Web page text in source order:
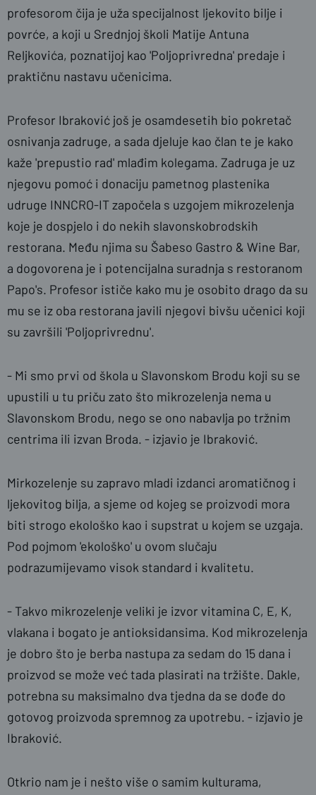
profesorom čija je uža specijalnost ljekovito bilje i
povrće, a koji u Srednjoj školi Matije Antuna
Reljkovića, poznatijoj kao 'Poljoprivredna' predaje i
praktičnu nastavu učenicima.
Profesor Ibraković još je osamdesetih bio pokretač
osnivanja zadruge, a sada djeluje kao član te je kako
kaže 'prepustio rad' mlađim kolegama. Zadruga je uz
njegovu pomoć i donaciju pametnog plastenika
udruge INNCRO-IT započela s uzgojem mikrozelenja
koje je dospjelo i do nekih slavonskobrodskih
restorana. Među njima su Šabeso Gastro & Wine Bar,
a dogovorena je i potencijalna suradnja s restoranom
Papo's. Profesor ističe kako mu je osobito drago da su
mu se iz oba restorana javili njegovi bivšu učenici koji
su završili 'Poljoprivrednu'.
- Mi smo prvi od škola u Slavonskom Brodu koji su se
upustili u tu priču zato što mikrozelenja nema u
Slavonskom Brodu, nego se ono nabavlja po tržnim
centrima ili izvan Broda. - izjavio je Ibraković.
Mirkozelenje su zapravo mladi izdanci aromatičnog i
ljekovitog bilja, a sjeme od kojeg se proizvodi mora
biti strogo ekološko kao i supstrat u kojem se uzgaja.
Pod pojmom 'ekološko' u ovom slučaju
podrazumijevamo visok standard i kvalitetu.
- Takvo mikrozelenje veliki je izvor vitamina C, E, K,
vlakana i bogato je antioksidansima. Kod mikrozelenja
je dobro što je berba nastupa za sedam do 15 dana i
proizvod se može već tada plasirati na tržište. Dakle,
potrebna su maksimalno dva tjedna da se dođe do
gotovog proizvoda spremnog za upotrebu. - izjavio je
Ibraković.
Otkrio nam je i nešto više o samim kulturama,